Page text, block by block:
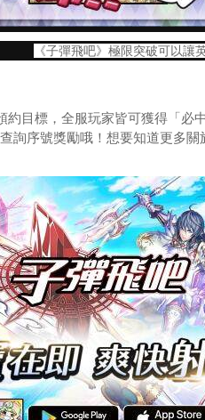
《子彈飛吧》極限突破可以讓
標，全服玩家皆可獲得「必
序號獎勵哦！想要知道更多